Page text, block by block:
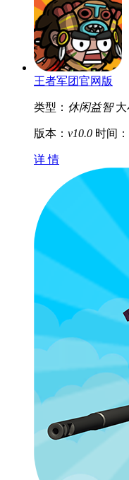
王者军团官网版
类型： 休闲益智 大
版本： v10.0 时间：
详 情